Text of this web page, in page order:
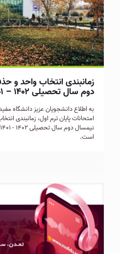
زمانبندی انتخاب واحد و
دوم سال تحصیلی ۱۴۰۲ – ۱۴۰۱ دانشگاه مفید
به اطلاع دانشجویان عزیز دانشگاه
امتحانات پایان ترم اول، زمانبندی
است.